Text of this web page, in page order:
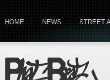
HOME NEWS STREET